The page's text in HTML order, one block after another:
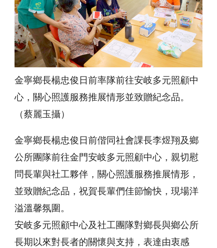
金寧鄉長楊忠俊日前率隊前往安岐多元照顧中
心，關心照護服務推展情形並致贈紀念品。
（蔡麗玉攝）
金寧鄉長楊忠俊日前偕同社會課長李煜翔及鄉
公所團隊前往金門安岐多元照顧中心，親切慰
問長輩與社工夥伴，關心照護服務推展情形，
並致贈紀念品，祝賀長輩們佳節愉快，現場洋
溢溫馨氛圍。
安岐多元照顧中心及社工團隊對鄉長與鄉公所
長期以來對長者的關懷與支持，表達由衷感